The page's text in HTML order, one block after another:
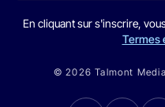
En cliquant sur s'inscrire,
Termes
© 2026 Talmont